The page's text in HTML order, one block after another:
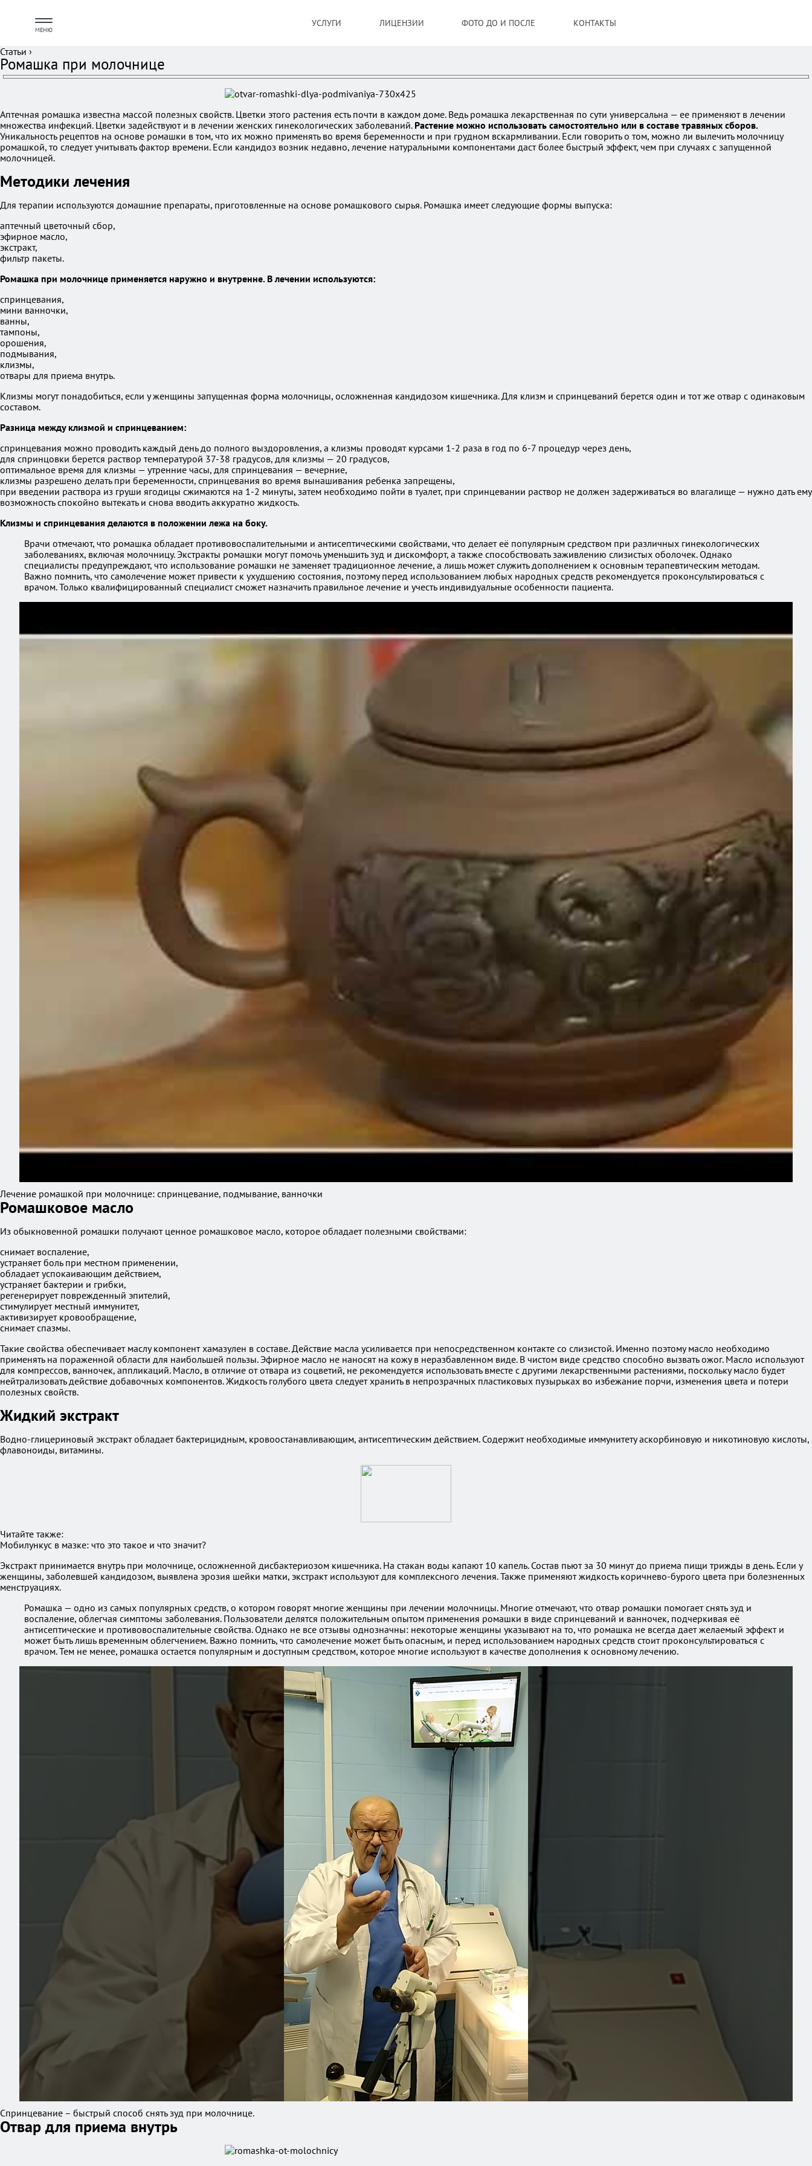
МЕНЮ
УСЛУГИ ЛИЦЕНЗИИ ФОТО ДО И ПОСЛЕ КОНТАКТЫ
Статьи ›
Ромашка при молочнице
Аптечная ромашка известна массой полезных свойств. Цветки этого растения есть почти в каждом доме. Ведь ромашка лекарственная по сути универсальна — ее применяют в лечении
множества инфекций. Цветки задействуют и в лечении женских гинекологических заболеваний. Растение можно использовать самостоятельно или в составе травяных сборов.
Уникальность рецептов на основе ромашки в том, что их можно применять во время беременности и при грудном вскармливании. Если говорить о том, можно ли вылечить молочницу
ромашкой, то следует учитывать фактор времени. Если кандидоз возник недавно, лечение натуральными компонентами даст более быстрый эффект, чем при случаях с запущенной
молочницей.
Методики лечения
Для терапии используются домашние препараты, приготовленные на основе ромашкового сырья. Ромашка имеет следующие формы выпуска:
аптечный цветочный сбор,
эфирное масло,
экстракт,
фильтр пакеты.
Ромашка при молочнице применяется наружно и внутренне. В лечении используются:
спринцевания,
мини ванночки,
ванны,
тампоны,
орошения,
подмывания,
клизмы,
отвары для приема внутрь.
Клизмы могут понадобиться, если у женщины запущенная форма молочницы, осложненная кандидозом кишечника. Для клизм и спринцеваний берется один и тот же отвар с одинаковым
составом.
Разница между клизмой и спринцеванием:
спринцевания можно проводить каждый день до полного выздоровления, а клизмы проводят курсами 1-2 раза в год по 6-7 процедур через день,
для спринцовки берется раствор температурой 37-38 градусов, для клизмы — 20 градусов,
оптимальное время для клизмы — утренние часы, для спринцевания — вечерние,
клизмы разрешено делать при беременности, спринцевания во время вынашивания ребенка запрещены,
при введении раствора из груши ягодицы сжимаются на 1-2 минуты, затем необходимо пойти в туалет, при спринцевании раствор не должен задерживаться во влагалище — нужно дать ему
возможность спокойно вытекать и снова вводить аккуратно жидкость.
Клизмы и спринцевания делаются в положении лежа на боку.
Врачи отмечают, что ромашка обладает противовоспалительными и антисептическими свойствами, что делает её популярным средством при различных гинекологических
заболеваниях, включая молочницу. Экстракты ромашки могут помочь уменьшить зуд и дискомфорт, а также способствовать заживлению слизистых оболочек. Однако
специалисты предупреждают, что использование ромашки не заменяет традиционное лечение, а лишь может служить дополнением к основным терапевтическим методам.
Важно помнить, что самолечение может привести к ухудшению состояния, поэтому перед использованием любых народных средств рекомендуется проконсультироваться с
врачом. Только квалифицированный специалист сможет назначить правильное лечение и учесть индивидуальные особенности пациента.
Лечение ромашкой при молочнице: спринцевание, подмывание, ванночки
Ромашковое масло
Из обыкновенной ромашки получают ценное ромашковое масло, которое обладает полезными свойствами:
снимает воспаление,
устраняет боль при местном применении,
обладает успокаивающим действием,
устраняет бактерии и грибки,
регенерирует поврежденный эпителий,
стимулирует местный иммунитет,
активизирует кровообращение,
снимает спазмы.
Такие свойства обеспечивает маслу компонент хамазулен в составе. Действие масла усиливается при непосредственном контакте со слизистой. Именно поэтому масло необходимо
применять на пораженной области для наибольшей пользы. Эфирное масло не наносят на кожу в неразбавленном виде. В чистом виде средство способно вызвать ожог. Масло используют
для компрессов, ванночек, аппликаций. Масло, в отличие от отвара из соцветий, не рекомендуется использовать вместе с другими лекарственными растениями, поскольку масло будет
нейтрализовать действие добавочных компонентов. Жидкость голубого цвета следует хранить в непрозрачных пластиковых пузырьках во избежание порчи, изменения цвета и потери
полезных свойств.
Жидкий экстракт
Водно-глицериновый экстракт обладает бактерицидным, кровоостанавливающим, антисептическим действием. Содержит необходимые иммунитету аскорбиновую и никотиновую кислоты,
флавоноиды, витамины.
Читайте также:
Мобилункус в мазке: что это такое и что значит?
Экстракт принимается внутрь при молочнице, осложненной дисбактериозом кишечника. На стакан воды капают 10 капель. Состав пьют за 30 минут до приема пищи трижды в день. Если у
женщины, заболевшей кандидозом, выявлена эрозия шейки матки, экстракт используют для комплексного лечения. Также применяют жидкость коричнево-бурого цвета при болезненных
менструациях.
Ромашка — одно из самых популярных средств, о котором говорят многие женщины при лечении молочницы. Многие отмечают, что отвар ромашки помогает снять зуд и
воспаление, облегчая симптомы заболевания. Пользователи делятся положительным опытом применения ромашки в виде спринцеваний и ванночек, подчеркивая её
антисептические и противовоспалительные свойства. Однако не все отзывы однозначны: некоторые женщины указывают на то, что ромашка не всегда дает желаемый эффект и
может быть лишь временным облегчением. Важно помнить, что самолечение может быть опасным, и перед использованием народных средств стоит проконсультироваться с
врачом. Тем не менее, ромашка остается популярным и доступным средством, которое многие используют в качестве дополнения к основному лечению.
Спринцевание – быстрый способ снять зуд при молочнице.
Отвар для приема внутрь